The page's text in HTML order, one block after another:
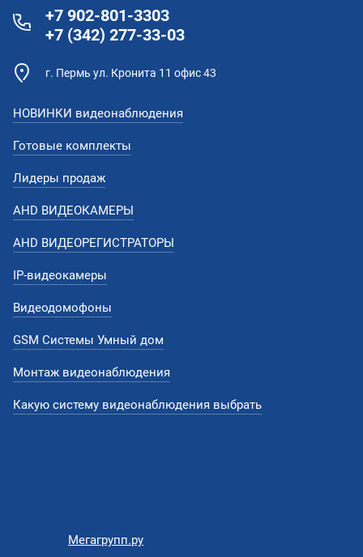
+7 902-801-3303
+7 (342) 277-33-03
г. Пермь ул. Кронита 11 офис 43
НОВИНКИ видеонаблюдения
Готовые комплекты
Лидеры продаж
AHD ВИДЕОКАМЕРЫ
AHD ВИДЕОРЕГИСТРАТОРЫ
IP-видеокамеры
Видеодомофоны
GSM Системы Умный дом
Монтаж видеонаблюдения
Какую систему видеонаблюдения выбрать
Мегагрупп.ру